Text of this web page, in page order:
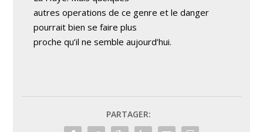
autres operations de ce genre et le danger
pourrait bien se faire plus
proche qu’il ne semble aujourd’hui.
PARTAGER: